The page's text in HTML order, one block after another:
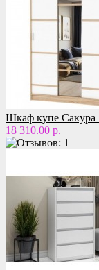
Шкаф купе Сакура
18 310.00 р.